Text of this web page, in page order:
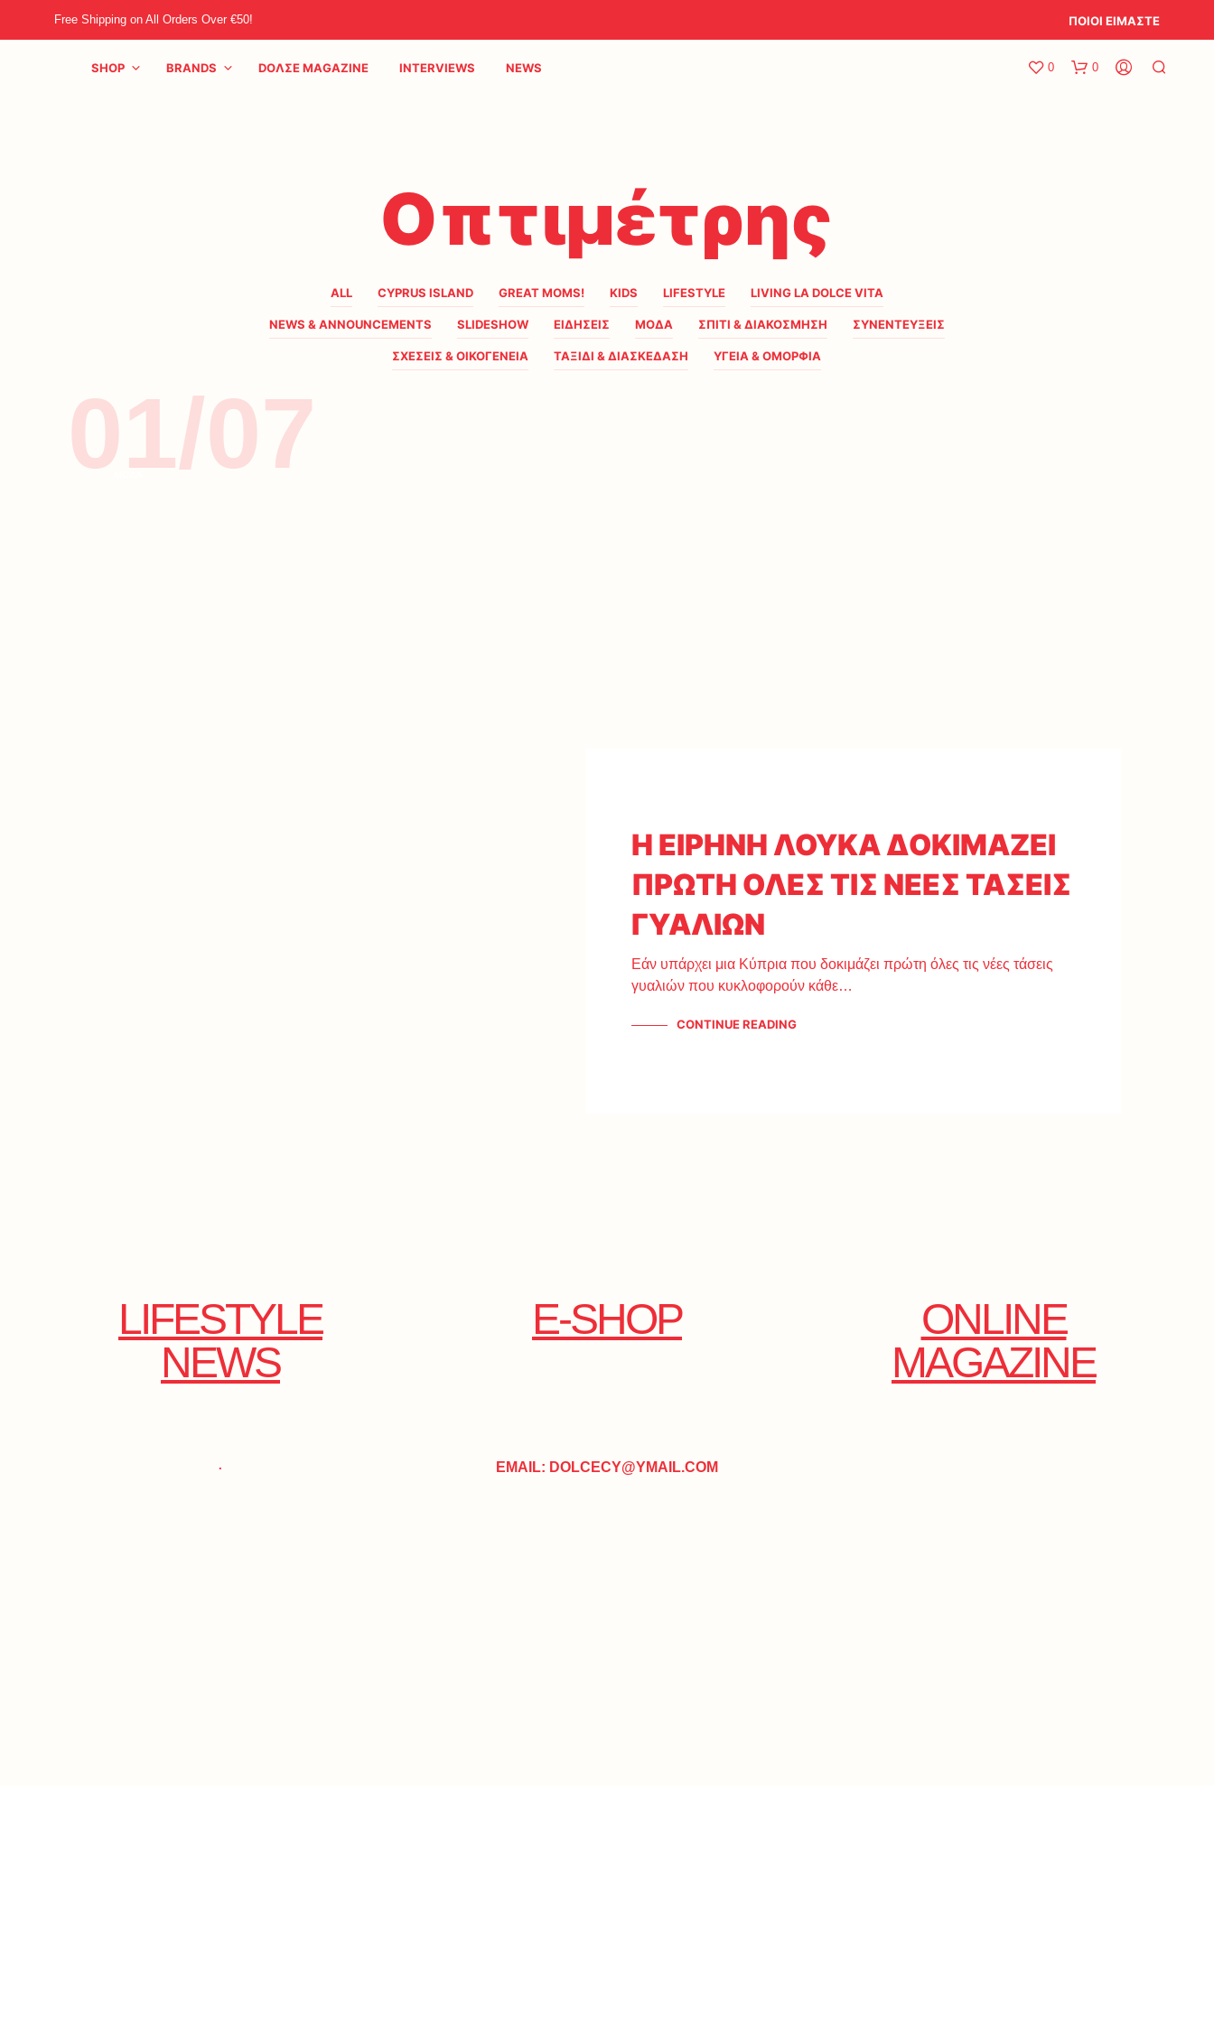
Free Shipping on All Orders Over €50! ΠΟΙΟΙ ΕΙΜΑΣΤΕ
SHOP BRANDS DOΛΣE MAGAZINE INTERVIEWS NEWS 0 0
Οπτιμέτρης
ALL CYPRUS ISLAND GREAT MOMS! KIDS LIFESTYLE LIVING LA DOLCE VITA
NEWS & ANNOUNCEMENTS SLIDESHOW ΕΙΔΗΣΕΙΣ ΜΟΔΑ ΣΠΙΤΙ & ΔΙΑΚΟΣΜΗΣΗ ΣΥΝΕΝΤΕΥΞΕΙΣ
ΣΧΕΣΕΙΣ & ΟΙΚΟΓΕΝΕΙΑ ΤΑΞΙΔΙ & ΔΙΑΣΚΕΔΑΣΗ ΥΓΕΙΑ & ΟΜΟΡΦΙΑ
01/07
Η ΕΙΡΗΝΗ ΛΟΥΚΑ ΔΟΚΙΜΑΖΕΙ
ΠΡΩΤΗ ΟΛΕΣ ΤΙΣ ΝΕΕΣ ΤΑΣΕΙΣ
ΓΥΑΛΙΩΝ
Εάν υπάρχει μια Κύπρια που δοκιμάζει πρώτη όλες τις νέες τάσεις
γυαλιών που κυκλοφορούν κάθε…
CONTINUE READING
LIFESTYLE
NEWS
E-SHOP
ONLINE
MAGAZINE
. EMAIL: DOLCECY@YMAIL.COM